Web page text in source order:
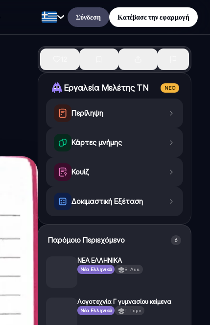
Σύνδεση Κατέβασε την εφαρμογή
Εργαλεία Μελέτης ΤΝ ΝΈΟ
Περίληψη
Κάρτες μνήμης
Κουίζ
Δοκιμαστική Εξέταση
Παρόμοιο Περιεχόμενο 6
ΝΕΑ ΕΛΛΗΝΙΚΑ
Νέα Ελληνικά Β' Λυκ.
Λογοτεχνία Γ γυμνασίου κείμενα
Νέα Ελληνικά Γ' Γυμν.